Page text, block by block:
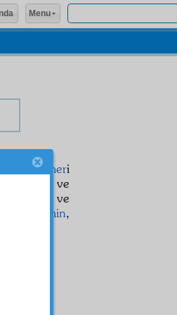
vekameri
Ve beni ve
ve
Âmin,
Menu